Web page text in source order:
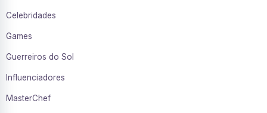
Celebridades
Games
Guerreiros do Sol
Influenciadores
MasterChef